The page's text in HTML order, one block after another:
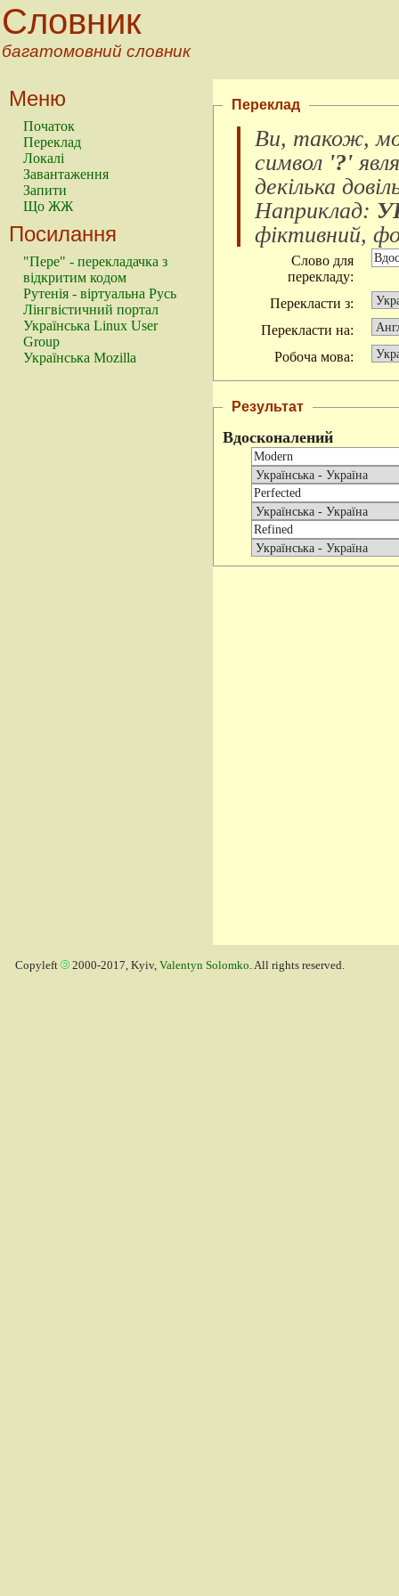
Словник
багатомовний словник
Меню
Початок
Переклад
Локалі
Завантаження
Запити
Що ЖЖ
Посилання
"Пере" - перекладачка з
відкритим кодом
Рутенія - віртуальна Русь
Лінгвістичний портал
Українська Linux User
Group
Українська Mozilla
Переклад
Ви, також,
символ '?'
декілька
Наприклад:
фіктивний,
Слово для
перекладу:
Перекласти з:
Перекласти на:
Робоча мова:
Результат
Вдосконалений
Copyleft 2000-2017, Kyiv, Valentyn Solomko. All rights reserved.